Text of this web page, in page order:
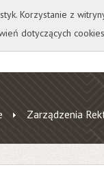
A A
Zarządzenia
Korzystanie z
dotyczących